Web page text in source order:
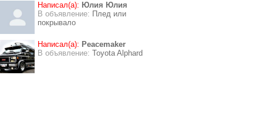
Написал(а): Юлия Юлия
В объявление: Плед или
покрывало
Написал(а): Peacemaker
В объявление: Toyota Alphard